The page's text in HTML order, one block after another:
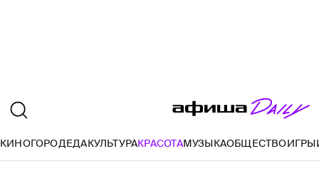
КИНОГОРОДЕДАКУЛЬТУРАКРАСОТАМУЗЫКАОБЩЕСТВОИГРЫ